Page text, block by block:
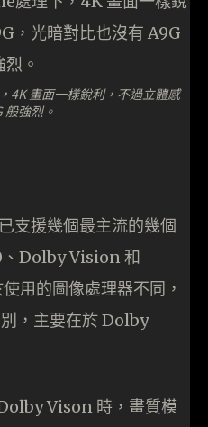
4K 畫面一樣銳利，不過立體感
般強烈。
支援幾個最主流的幾個
、Dolby Vision 和
用的圖像處理器不同，
，主要在於 Dolby
Vison 時，畫質模